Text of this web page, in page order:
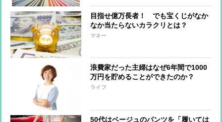
目指せ億万長者！ でも宝くじがなか
なか当たらないカラクリとは？
マネー
浪費家だった主婦はなぜ6年間で1000
万円を貯めることができたのか？
ライフ
50代はベージュのパンツを「履いては